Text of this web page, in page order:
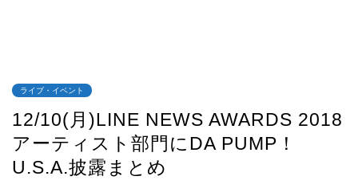
ライブ・イベント
12/10(月)LINE NEWS AWARDS 2018
アーティスト部門にDA PUMP！
U.S.A.披露まとめ